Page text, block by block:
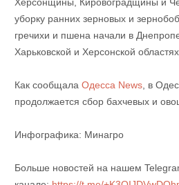
Херсонщины, Кировоградщины и
уборку ранних зерновых и
гречихи и пшена начали в
Харьковской и Херсонской
Как сообщала Одесса News, в
продолжается сбор бахчевых и
Инфографика: Минагро
Больше новостей на нашем